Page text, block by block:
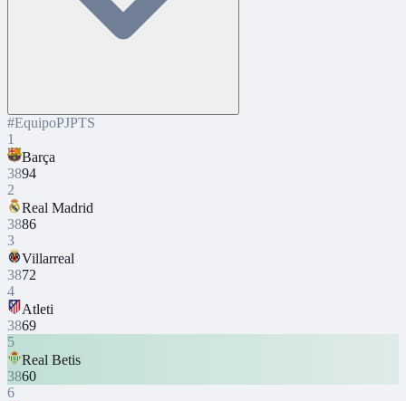
#EquipoPJPTS
1
Barça
3894
2
Real Madrid
3886
3
Villarreal
3872
4
Atleti
3869
5
Real Betis
3860
6